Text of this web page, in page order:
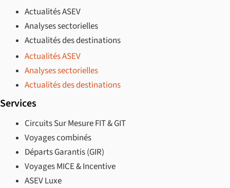
Actualités ASEV
Analyses sectorielles
Actualités des destinations
Actualités ASEV
Analyses sectorielles
Actualités des destinations
Services
Circuits Sur Mesure FIT & GIT
Voyages combinés
Départs Garantis (GIR)
Voyages MICE & Incentive
ASEV Luxe